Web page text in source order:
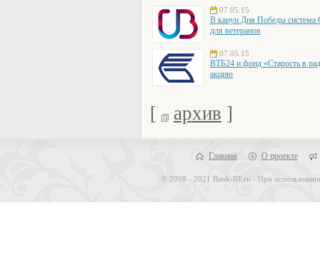
07.05.15
В канун Дня Победы
для ветеранов
07.05.15
ВТБ24 и фонд «Старость в
акцию
[ архив ]
Главная О проекте
© 2008 - 2021 Bank-RF.ru - При